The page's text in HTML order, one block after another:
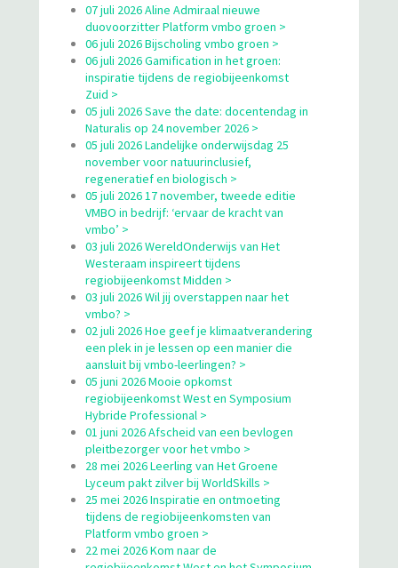
07 juli 2026 Aline Admiraal nieuwe
duovoorzitter Platform vmbo groen >
06 juli 2026 Bijscholing vmbo groen >
06 juli 2026 Gamification in het groen:
inspiratie tijdens de regiobijeenkomst
Zuid >
05 juli 2026 Save the date: docentendag in
Naturalis op 24 november 2026 >
05 juli 2026 Landelijke onderwijsdag 25
november voor natuurinclusief,
regeneratief en biologisch >
05 juli 2026 17 november, tweede editie
VMBO in bedrijf: ‘ervaar de kracht van
vmbo’ >
03 juli 2026 WereldOnderwijs van Het
Westeraam inspireert tijdens
regiobijeenkomst Midden >
03 juli 2026 Wil jij overstappen naar het
vmbo? >
02 juli 2026 Hoe geef je klimaatverandering
een plek in je lessen op een manier die
aansluit bij vmbo-leerlingen? >
05 juni 2026 Mooie opkomst
regiobijeenkomst West en Symposium
Hybride Professional >
01 juni 2026 Afscheid van een bevlogen
pleitbezorger voor het vmbo >
28 mei 2026 Leerling van Het Groene
Lyceum pakt zilver bij WorldSkills >
25 mei 2026 Inspiratie en ontmoeting
tijdens de regiobijeenkomsten van
Platform vmbo groen >
22 mei 2026 Kom naar de